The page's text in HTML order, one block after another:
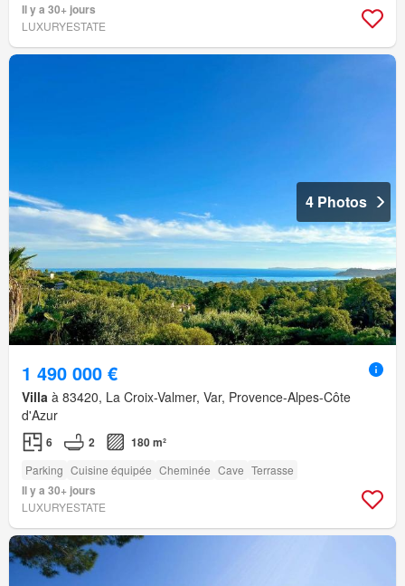
Il y a 30+ jours
LUXURYESTATE
4 Photos
1 490 000 €
Villa à 83420, La Croix-Valmer, Var, Provence-Alpes-Côte
d'Azur
6 2 180 m²
Parking Cuisine équipée Cheminée Cave Terrasse
Il y a 30+ jours
LUXURYESTATE